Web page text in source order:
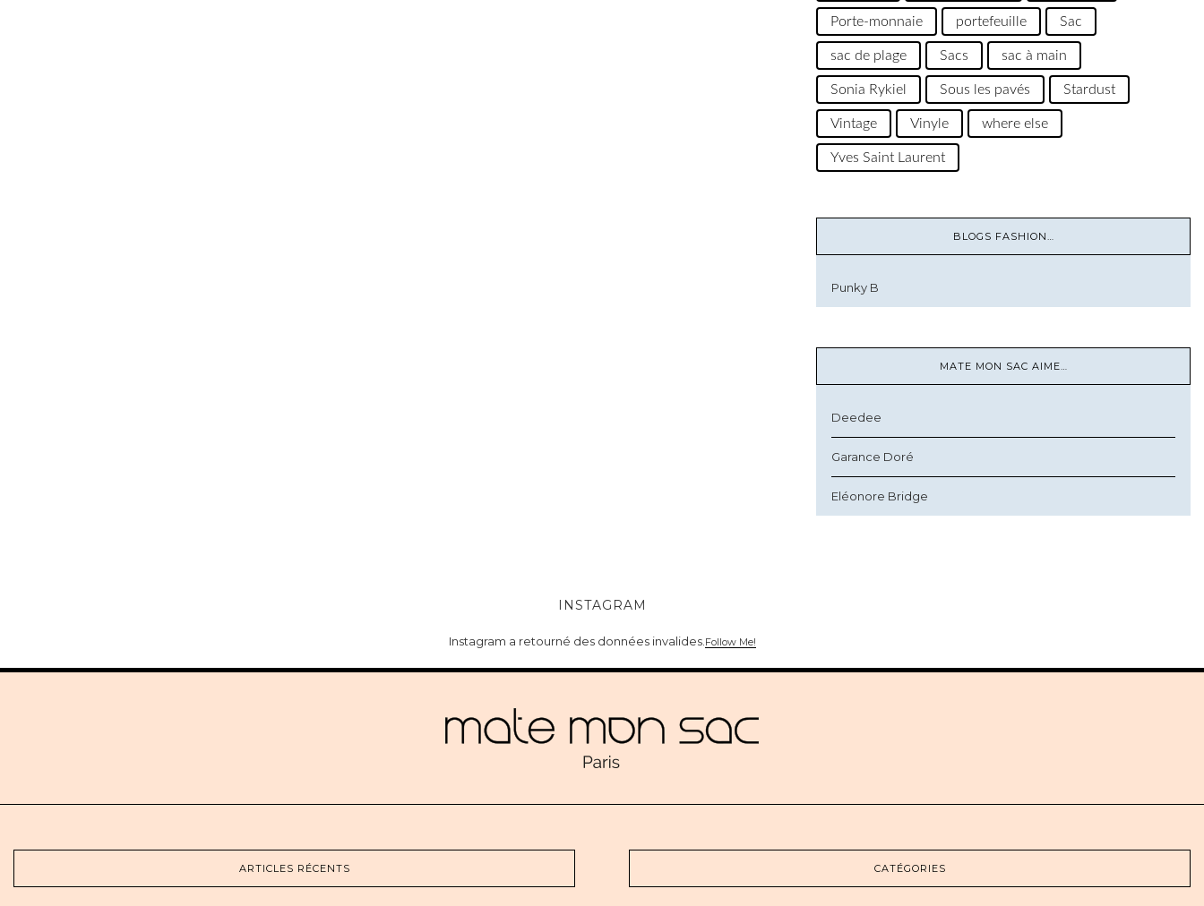
Porte-monnaie portefeuille Sac
sac de plage Sacs sac à main
Sonia Rykiel Sous les pavés Stardust
Vintage Vinyle where else
Yves Saint Laurent
BLOGS FASHION…
Punky B
MATE MON SAC AIME…
Deedee
Garance Doré
Eléonore Bridge
INSTAGRAM
Instagram a retourné des données invalides. Follow Me!
ARTICLES RÉCENTS CATÉGORIES